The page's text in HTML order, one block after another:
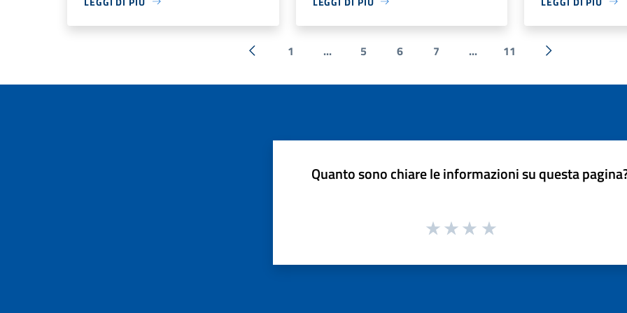
« Precedente
1 ... 5 6 7 ... 11
Successiva »
Quanto sono chiare le informazioni su questa